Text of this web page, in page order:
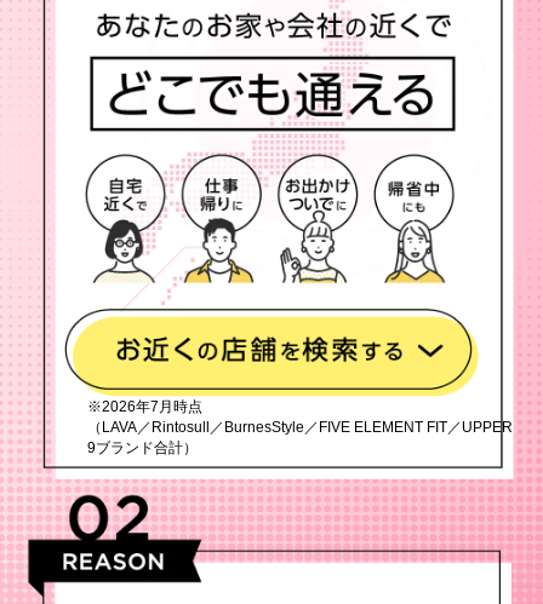
※2026年7月時点
（LAVA／Rintosull／BurnesStyle／FIVE ELEMENT FIT／UPPER
9ブランド合計）